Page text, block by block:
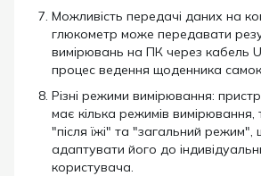
Можливість передачі даних на
глюкометр може передавати
вимірювань на ПК через кабель
процес ведення щоденника
Різні режими вимірювання:
має кілька режимів вимірювання,
"після їжі" та "загальний
адаптувати його до
користувача.